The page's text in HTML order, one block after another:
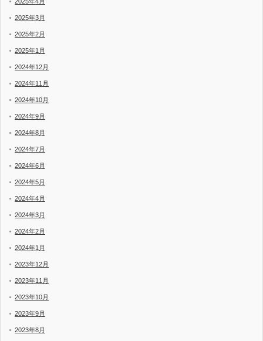
2025年3月
2025年2月
2025年1月
2024年12月
2024年11月
2024年10月
2024年9月
2024年8月
2024年7月
2024年6月
2024年5月
2024年4月
2024年3月
2024年2月
2024年1月
2023年12月
2023年11月
2023年10月
2023年9月
2023年8月